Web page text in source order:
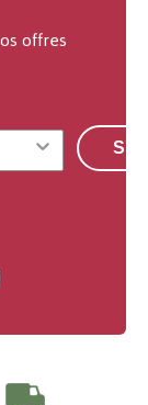
offres
Youtube